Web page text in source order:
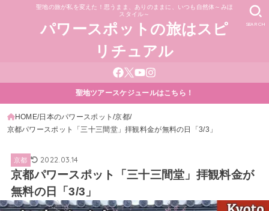
聖地の旅が私を変えた！思うまま、ありのままに、いつも自然体～みほ
スタイル～
パワースポットの旅はスピ
リチュアル
SEARCH
聖地ツアースケジュールはこちら！
HOME 日本のパワースポット 京都
京都パワースポット「三十三間堂」拝観料金が無料の日「3/3」
京都 2022.03.14
京都パワースポット「三十三間堂」拝観料金が
無料の日「3/3」